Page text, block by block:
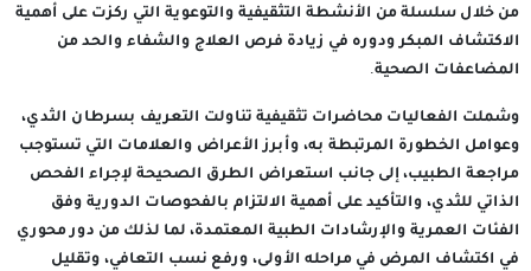
من خلال سلسلة من الأنشطة التثقيفية والتوعوية التي ركزت على أهمية
الاكتشاف المبكر ودوره في زيادة فرص العلاج والشفاء والحد من
المضاعفات الصحية.
وشملت الفعاليات محاضرات تثقيفية تناولت التعريف بسرطان الثدي،
وعوامل الخطورة المرتبطة به، وأبرز الأعراض والعلامات التي تستوجب
مراجعة الطبيب، إلى جانب استعراض الطرق الصحيحة لإجراء الفحص
الذاتي للثدي، والتأكيد على أهمية الالتزام بالفحوصات الدورية وفق
الفئات العمرية والإرشادات الطبية المعتمدة، لما لذلك من دور محوري
في اكتشاف المرض في مراحله الأولى، ورفع نسب التعافي، وتقليل